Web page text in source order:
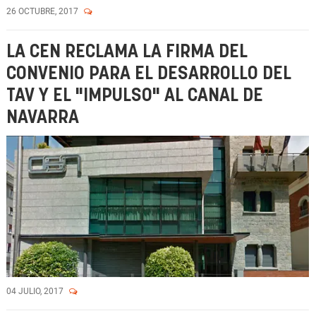
26 OCTUBRE, 2017
LA CEN RECLAMA LA FIRMA DEL
CONVENIO PARA EL DESARROLLO DEL
TAV Y EL "IMPULSO" AL CANAL DE
NAVARRA
04 JULIO, 2017